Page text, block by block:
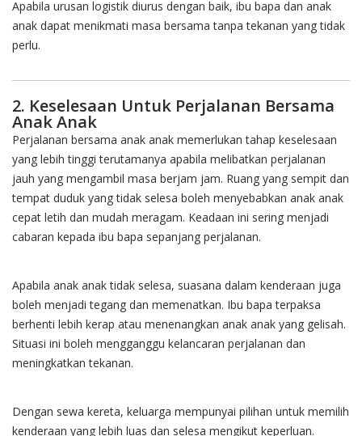
Apabila urusan logistik diurus dengan baik, ibu bapa dan anak
anak dapat menikmati masa bersama tanpa tekanan yang tidak
perlu.
2. Keselesaan Untuk Perjalanan Bersama
Anak Anak
Perjalanan bersama anak anak memerlukan tahap keselesaan
yang lebih tinggi terutamanya apabila melibatkan perjalanan
jauh yang mengambil masa berjam jam. Ruang yang sempit dan
tempat duduk yang tidak selesa boleh menyebabkan anak anak
cepat letih dan mudah meragam. Keadaan ini sering menjadi
cabaran kepada ibu bapa sepanjang perjalanan.
Apabila anak anak tidak selesa, suasana dalam kenderaan juga
boleh menjadi tegang dan memenatkan. Ibu bapa terpaksa
berhenti lebih kerap atau menenangkan anak anak yang gelisah.
Situasi ini boleh mengganggu kelancaran perjalanan dan
meningkatkan tekanan.
Dengan sewa kereta, keluarga mempunyai pilihan untuk memilih
kenderaan yang lebih luas dan selesa mengikut keperluan.